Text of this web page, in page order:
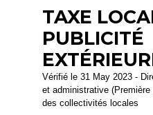
TAXE
PUBLICITÉ
Vérifié le 31 May 2023 -
et administrative
des collectivités locales